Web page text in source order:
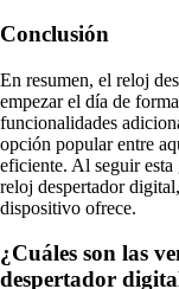
Conclusión
En resumen, el reloj
empezar el día de
funcionalidades
opción popular entre
eficiente. Al seguir
reloj despertador
dispositivo ofrece.
¿Cuáles son las
despertador